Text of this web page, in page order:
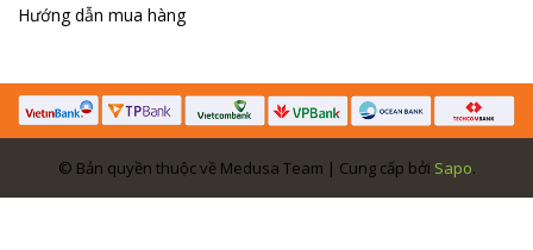
Hướng dẫn mua hàng
© Bản quyền thuộc về Medusa Team | Cung cấp bởi Sapo.